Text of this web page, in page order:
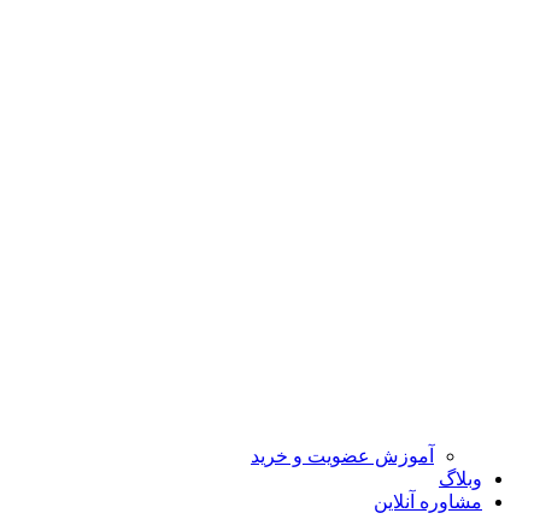
آموزش عضویت و خرید
وبلاگ
مشاوره آنلاین